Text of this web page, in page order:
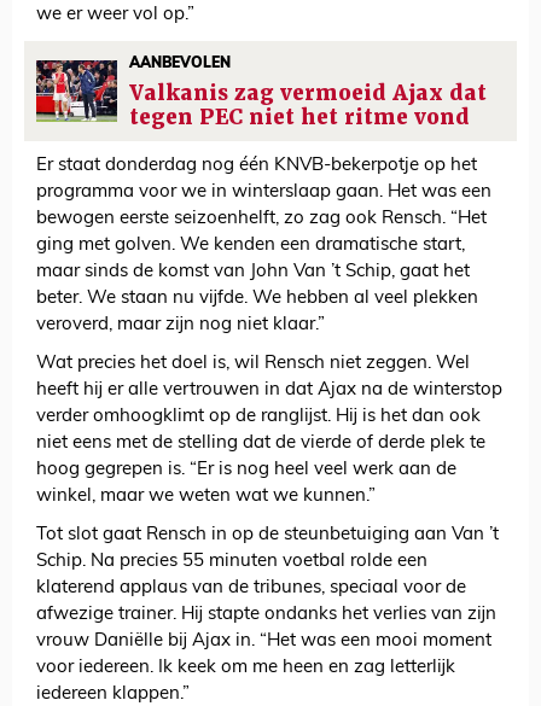
we er weer vol op.”
AANBEVOLEN
Valkanis zag vermoeid Ajax dat
tegen PEC niet het ritme vond
Er staat donderdag nog één KNVB-bekerpotje op het
programma voor we in winterslaap gaan. Het was een
bewogen eerste seizoenhelft, zo zag ook Rensch. “Het
ging met golven. We kenden een dramatische start,
maar sinds de komst van John Van ’t Schip, gaat het
beter. We staan nu vijfde. We hebben al veel plekken
veroverd, maar zijn nog niet klaar.”
Wat precies het doel is, wil Rensch niet zeggen. Wel
heeft hij er alle vertrouwen in dat Ajax na de winterstop
verder omhoogklimt op de ranglijst. Hij is het dan ook
niet eens met de stelling dat de vierde of derde plek te
hoog gegrepen is. “Er is nog heel veel werk aan de
winkel, maar we weten wat we kunnen.”
Tot slot gaat Rensch in op de steunbetuiging aan Van ’t
Schip. Na precies 55 minuten voetbal rolde een
klaterend applaus van de tribunes, speciaal voor de
afwezige trainer. Hij stapte ondanks het verlies van zijn
vrouw Daniëlle bij Ajax in. “Het was een mooi moment
voor iedereen. Ik keek om me heen en zag letterlijk
iedereen klappen.”